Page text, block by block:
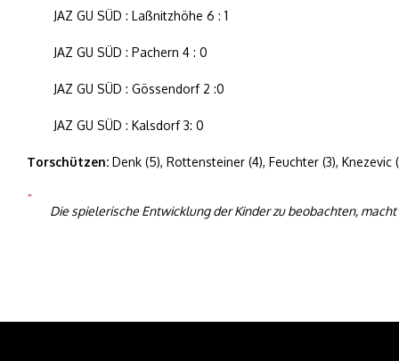
JAZ GU SÜD : Laßnitzhöhe 6 : 1
JAZ GU SÜD : Pachern 4 : 0
JAZ GU SÜD : Gössendorf 2 :0
JAZ GU SÜD : Kalsdorf 3: 0
Torschützen: Denk (5), Rottensteiner (4), Feuchter (3), Knezevic
Die spielerische Entwicklung der Kinder zu beobachten,